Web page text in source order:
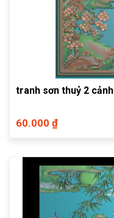
tranh sơn thuỷ 2 cảnh
60.000 ₫